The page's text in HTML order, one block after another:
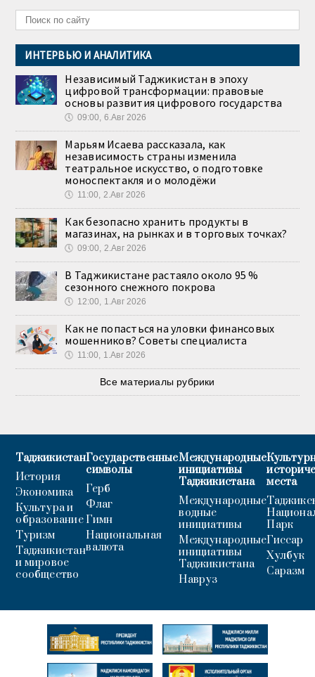
ИНТЕРВЬЮ И АНАЛИТИКА
Независимый Таджикистан в эпоху
цифровой трансформации: правовые
основы развития цифрового государства
🕔 09:00, 6.Авг 2026
Марьям Исаева рассказала, как
независимость страны изменила
театральное искусство, о подготовке
моноспектакля и о молодёжи
🕔 11:00, 2.Авг 2026
Как безопасно хранить продукты в
магазинах, на рынках и в торговых точках?
🕔 09:00, 2.Авг 2026
В Таджикистане растаяло около 95 %
сезонного снежного покрова
🕔 12:00, 1.Авг 2026
Как не попасться на уловки финансовых
мошенников? Советы специалиста
🕔 11:00, 1.Авг 2026
Все материалы рубрики
Таджикистан
История
Экономика
Культура и
образование
Туризм
Таджикистан
и мировое
сообщество
Государственные
символы
Герб
Флаг
Гимн
Национальная
валюта
Международные
инициативы
Таджикистана
Международные
водные
инициативы
Международные
инициативы
Таджикистана
Навруз
места
Парк
Гиссар
Хулбук
Саразм